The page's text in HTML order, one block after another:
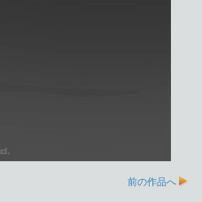
前の作品へ